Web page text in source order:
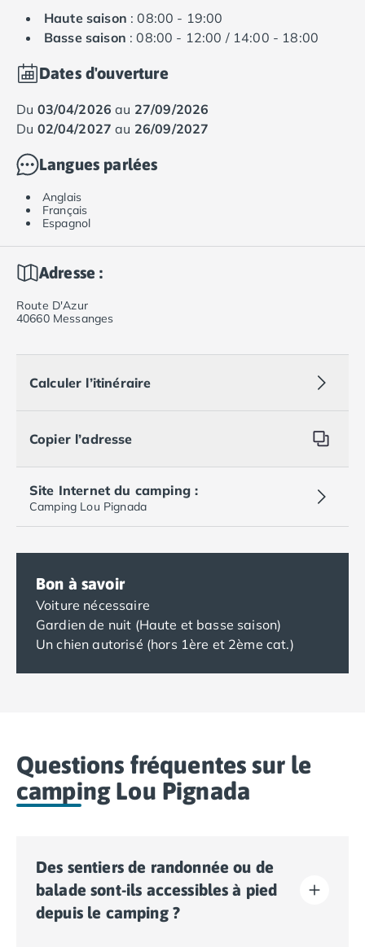
Haute saison : 08:00 - 19:00
Basse saison : 08:00 - 12:00 / 14:00 - 18:00
Dates d'ouverture
du 03/04/2026 au 27/09/2026
du 02/04/2027 au 26/09/2027
Langues parlées
Anglais
Français
Espagnol
Adresse :
Route D'Azur
40660 Messanges
Calculer l’itinéraire
Copier l’adresse
Site Internet du camping :
Camping Lou Pignada
Bon à savoir
Voiture nécessaire
Gardien de nuit (Haute et basse saison)
Un chien autorisé (hors 1ère et 2ème cat.)
Questions fréquentes sur le
camping Lou Pignada
Des sentiers de randonnée ou de
balade sont-ils accessibles à pied
depuis le camping ?